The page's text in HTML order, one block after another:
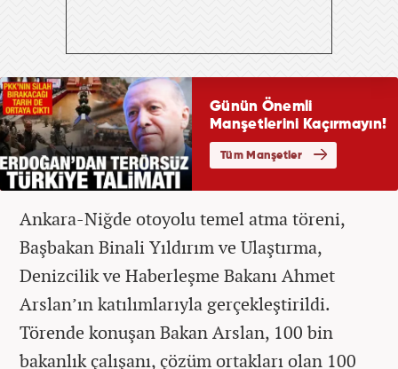
Ankara-Niğde otoyolu temel atma töreni,
Başbakan Binali Yıldırım ve Ulaştırma,
Denizcilik ve Haberleşme Bakanı Ahmet
Arslan’ın katılımlarıyla gerçekleştirildi.
Törende konuşan Bakan Arslan, 100 bin
bakanlık çalışanı, çözüm ortakları olan 100